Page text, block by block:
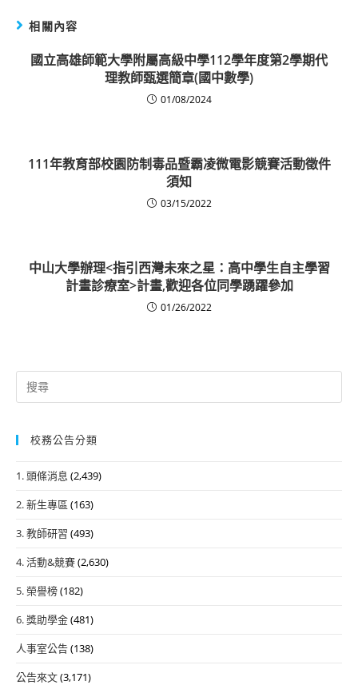
相關內容
國立高雄師範大學附屬高級中學112學年度第2學期代
理教師甄選簡章(國中數學)
01/08/2024
111年教育部校園防制毒品暨霸凌微電影競賽活動徵件
須知
03/15/2022
中山大學辦理<指引西灣未來之星：高中學生自主學習
計畫診療室>計畫,歡迎各位同學踴躍參加
01/26/2022
Search
for:
校務公告分類
1. 頭條消息 (2,439)
2. 新生專區 (163)
3. 教師研習 (493)
4. 活動&競賽(2,630)
5. 榮譽榜(182)
6. 獎助學金(481)
人事室公告(138)
公告來文(3,171)